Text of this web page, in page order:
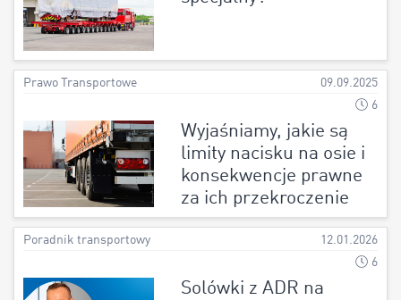
Prawo Transportowe
09.09.2025
6
Wyjaśniamy, jakie są
limity nacisku na osie i
konsekwencje prawne
za ich przekroczenie
Poradnik transportowy
12.01.2026
6
Solówki z ADR na